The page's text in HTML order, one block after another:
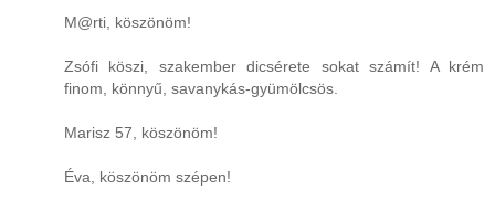
M@rti, köszönöm!
Zsófi köszi, szakember dicsérete sokat számít! A krém
finom, könnyű, savanykás-gyümölcsös.
Marisz 57, köszönöm!
Éva, köszönöm szépen!